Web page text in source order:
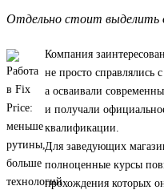
Отдельно стоит выделить
Компания
не просто справлялись
а осваивали
и получали
квалификации.
Для заведующих
полноценные курсы
прохождения которых